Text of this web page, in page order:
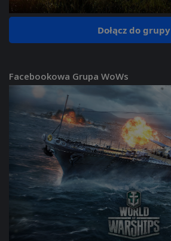
Dołącz do grupy
Facebookowa Grupa WoWs